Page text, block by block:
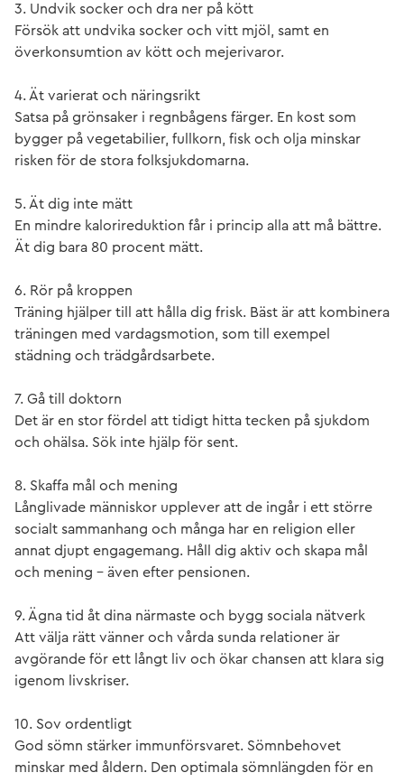
3. Undvik socker och dra ner på kött
Försök att undvika socker och vitt mjöl, samt en
överkonsumtion av kött och mejerivaror.
4. Ät varierat och näringsrikt
Satsa på grönsaker i regnbågens färger. En kost som
bygger på vegetabilier, fullkorn, fisk och olja minskar
risken för de stora folksjukdomarna.
5. Ät dig inte mätt
En mindre kalorireduktion får i princip alla att må bättre.
Ät dig bara 80 procent mätt.
6. Rör på kroppen
Träning hjälper till att hålla dig frisk. Bäst är att kombinera
träningen med vardagsmotion, som till exempel
städning och trädgårdsarbete.
7. Gå till doktorn
Det är en stor fördel att tidigt hitta tecken på sjukdom
och ohälsa. Sök inte hjälp för sent.
8. Skaffa mål och mening
Långlivade människor upplever att de ingår i ett större
socialt sammanhang och många har en religion eller
annat djupt engagemang. Håll dig aktiv och skapa mål
och mening – även efter pensionen.
9. Ägna tid åt dina närmaste och bygg sociala nätverk
Att välja rätt vänner och vårda sunda relationer är
avgörande för ett långt liv och ökar chansen att klara sig
igenom livskriser.
10. Sov ordentligt
God sömn stärker immunförsvaret. Sömnbehovet
minskar med åldern. Den optimala sömnlängden för en